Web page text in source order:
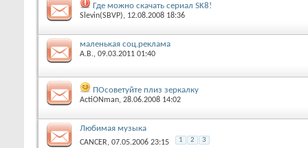
Где можно скачать сериал SK8!
Slevin(SBVP)‎, 12.08.2008 18:36
маленькая соц.реклама
A.B.‎, 09.03.2011 01:40
ПОсоветуйте плиз зеркалку
ActiONman‎, 28.06.2008 14:02
Любимая музыка
CANCER‎, 07.05.2006 23:15 1 2 3